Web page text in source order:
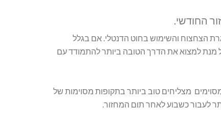
החודשי.
הצחצוח והשימוש בחוט הדנטלי. אם בגלל
מנת למצוא את הדרך הטובה ביותר להתמודד עם
מצליחים טוב ביותר בתקופות מסוימות של
לעבור כשבוע לאחר תום המחזור.